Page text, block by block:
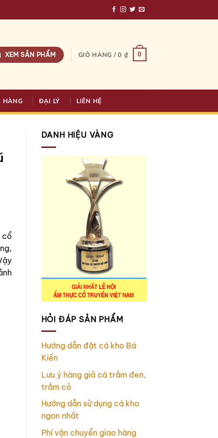
XEM SẢN PHẨM GIỎ HÀNG /0 ₫ 0
HÀNG ĐẠI LÝ LIÊN HỆ
cổ
DANH HIỆU VÀNG
HỎI ĐÁP SẢN PHẨM
Hướng dẫn đặt cá kho Bá
Kiến
Lưu ý hàng giả cá trắm đen,
trắm cỏ
Hướng dẫn sử dụng cá kho
ngon nhất
Phí vận chuyển giao hàng